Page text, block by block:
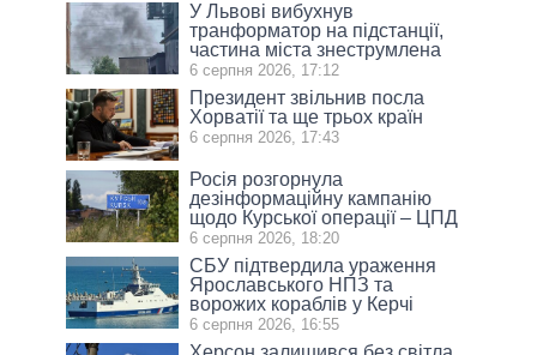
У Львові вибухнув
транформатор на підстанції,
частина міста знеструмлена
6 серпня 2026, 17:12
Президент звільнив посла
Хорватії та ще трьох країн
6 серпня 2026, 17:43
Росія розгорнула
дезінформаційну кампанію
щодо Курської операції – ЦПД
6 серпня 2026, 18:20
СБУ підтвердила ураження
Ярославського НПЗ та
ворожих кораблів у Керчі
6 серпня 2026, 16:55